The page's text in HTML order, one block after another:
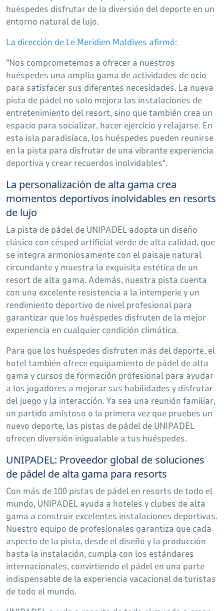
huéspedes disfrutar de la diversión del deporte en un
entorno natural de lujo.
La dirección de Le Meridien Maldives afirmó:
"Nos comprometemos a ofrecer a nuestros
huéspedes una amplia gama de actividades de ocio
para satisfacer sus diferentes necesidades. La nueva
pista de pádel no solo mejora las instalaciones de
entretenimiento del resort, sino que también crea un
espacio para socializar, hacer ejercicio y relajarse. En
esta isla paradisíaca, los huéspedes pueden reunirse
en la pista para disfrutar de una vibrante experiencia
deportiva y crear recuerdos inolvidables".
La personalización de alta gama crea
momentos deportivos inolvidables en resorts
de lujo
La pista de pádel de UNIPADEL adopta un diseño
clásico con césped artificial verde de alta calidad, que
se integra armoniosamente con el paisaje natural
circundante y muestra la exquisita estética de un
resort de alta gama. Además, nuestra pista cuenta
con una excelente resistencia a la intemperie y un
rendimiento deportivo de nivel profesional para
garantizar que los huéspedes disfruten de la mejor
experiencia en cualquier condición climática.
Para que los huéspedes disfruten más del deporte, el
hotel también ofrece equipamiento de pádel de alta
gama y cursos de formación profesional para ayudar
a los jugadores a mejorar sus habilidades y disfrutar
del juego y la interacción. Ya sea una reunión familiar,
un partido amistoso o la primera vez que pruebes un
nuevo deporte, las pistas de pádel de UNIPADEL
ofrecen diversión inigualable a tus huéspedes.
UNIPADEL: Proveedor global de soluciones
de pádel de alta gama para resorts
Con más de 100 pistas de pádel en resorts de todo el
mundo, UNIPADEL ayuda a hoteles y clubes de alta
gama a construir excelentes instalaciones deportivas.
Nuestro equipo de profesionales garantiza que cada
aspecto de la pista, desde el diseño y la producción
hasta la instalación, cumpla con los estándares
internacionales, convirtiendo el pádel en una parte
indispensable de la experiencia vacacional de turistas
de todo el mundo.